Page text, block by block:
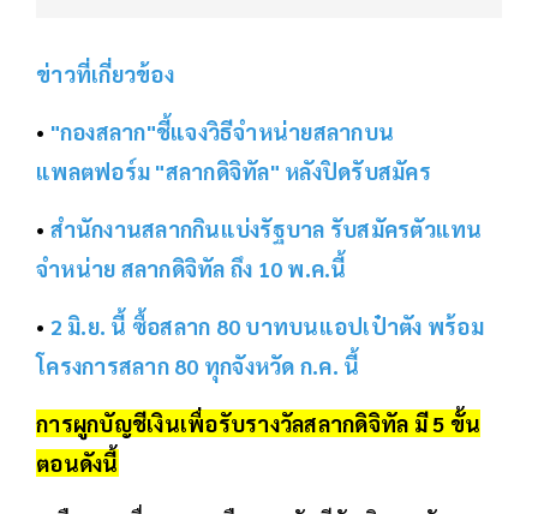
ข่าวที่เกี่ยวข้อง
• "กองสลาก"ชี้แจงวิธีจำหน่ายสลากบน
แพลตฟอร์ม "สลากดิจิทัล" หลังปิดรับสมัคร
• สำนักงานสลากกินแบ่งรัฐบาล รับสมัครตัวแทน
จำหน่าย สลากดิจิทัล ถึง 10 พ.ค.นี้
• 2 มิ.ย. นี้ ซื้อสลาก 80 บาทบนแอปเป๋าตัง พร้อม
โครงการสลาก 80 ทุกจังหวัด ก.ค. นี้
การผูกบัญชีเงินเพื่อรับรางวัลสลากดิจิทัล มี 5 ขั้น
ตอนดังนี้